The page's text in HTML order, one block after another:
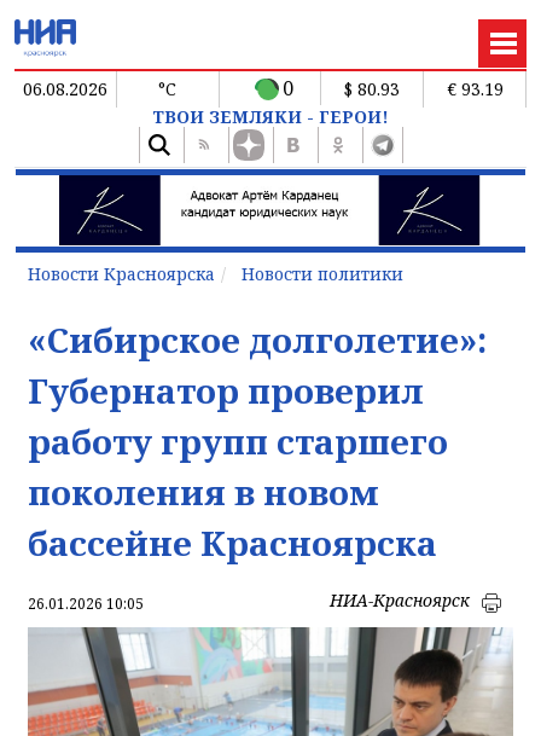
06.08.2026 °C 0 $ 80.93
€ 93.19
ТВОИ ЗЕМЛЯКИ - ГЕРОИ!
Новости Красноярска Новости политики
«Сибирское долголетие»:
Губернатор проверил
работу групп старшего
поколения в новом
бассейне Красноярска
26.01.2026 10:05 НИА-Красноярск